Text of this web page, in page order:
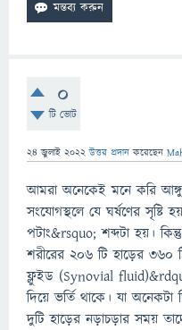
0
টি ভোট
24 জুলাই 2022 উত্তর প্রদান করেছেন
আমরা অনেকেই মনে করি
সংযোগস্থলে যে ঘর্ষণের
পটাং&rsquo; শব্দটা হয়।
শরীরের ২০৬ টি হাড়ের ৩৬০
ফ্লুইড (Synovial
দিয়ে ভর্তি থাকে। যা
দুটি হাড়ের নড়াচড়ার সময়